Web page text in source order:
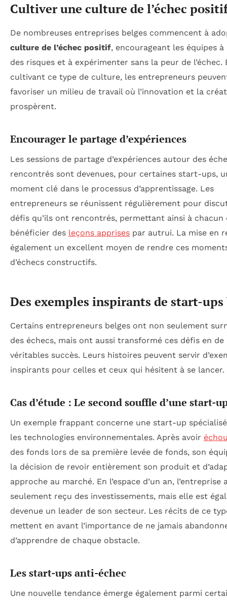
Cultiver une culture de l’échec
De nombreuses entreprises belges commencent à
culture de l’échec positif, encourageant les équipes
des risques et à expérimenter sans la peur de l’échec.
cultivant ce type de culture, les entrepreneurs
favoriser un milieu de travail où l’innovation et la
prospèrent.
Encourager le partage d’expériences
Les sessions de partage d’expériences autour des
rencontrés sont devenues, pour certaines start-ups,
moment clé dans le processus d’apprentissage. Les
entrepreneurs se réunissent régulièrement pour
défis qu’ils ont rencontrés, permettant ainsi à chacun
bénéficier des leçons apprises par autrui. La mise en
également un excellent moyen de rendre ces
d’échecs constructifs.
Des exemples inspirants de start-ups
Certains entrepreneurs belges ont non seulement
des échecs, mais ont aussi transformé ces défis en de
véritables succès. Leurs histoires peuvent servir
inspirants pour celles et ceux qui hésitent à se lancer.
Cas d’étude : Le second souffle d’une start-
Un exemple frappant concerne une start-up
les technologies environnementales. Après avoir
des fonds lors de sa première levée de fonds, son
la décision de revoir entièrement son produit et
approche au marché. En l’espace d’un an, l’entreprise
seulement reçu des investissements, mais elle est
devenue un leader de son secteur. Les récits de ce
mettent en avant l’importance de ne jamais
d’apprendre de chaque obstacle.
Les start-ups anti-échec
Une nouvelle tendance émerge également parmi